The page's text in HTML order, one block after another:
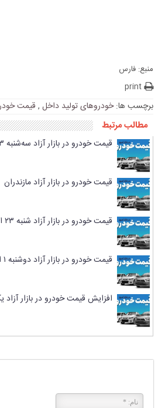
منبع: فارس
print
برچسب ها:خودروهای تولید داخل , قیمت
مطالب مرتبط
قیمت خودرو در بازار آزاد سه‌شنبه ۳ تیر ماه
قیمت خودرو در بازار آزاد مازندران
قیمت خودرو در بازار آزاد شنبه ۲۳ اردیبهشت ۱۴۰۲
قیمت خودرو در بازار آزاد دوشنبه ۱ اسفند ۱۴۰۱
افزایش قیمت خودرو در بازار آزاد